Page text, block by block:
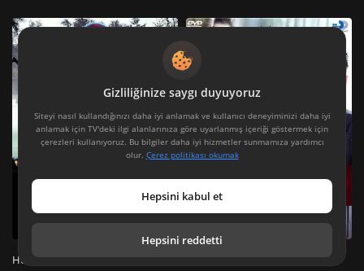
Helen Melbourne
Gizliliğinize saygı duyuyoruz
Siteyi nasıl kullandığınızı daha iyi anlamak ve kullanıcı deneyiminizi daha iyi
anlamak için TV'deki ilgi alanlarınıza göre uyarlanmış içeriği göstermek için
çerezleri kullanıyoruz. Bu bilgiler daha iyi hizmetler sunmamıza yardımcı
olur. Çerez politikası okumak
Hepsini kabul et
Hepsini reddetti